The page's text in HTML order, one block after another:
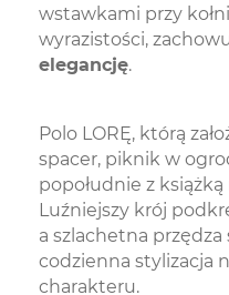
wstawkami przy
wyrazistości,
elegancję.
Polo LORĘ, którą
spacer, piknik w
popołudnie z książką
Luźniejszy krój
a szlachetna
codzienna stylizacja
charakteru.